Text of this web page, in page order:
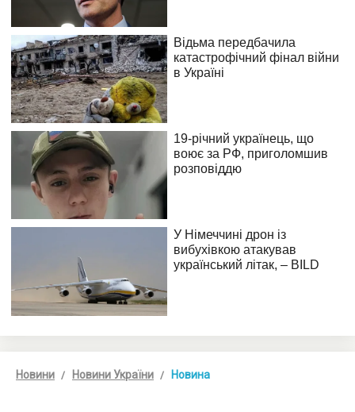
Новини Новини України Новина